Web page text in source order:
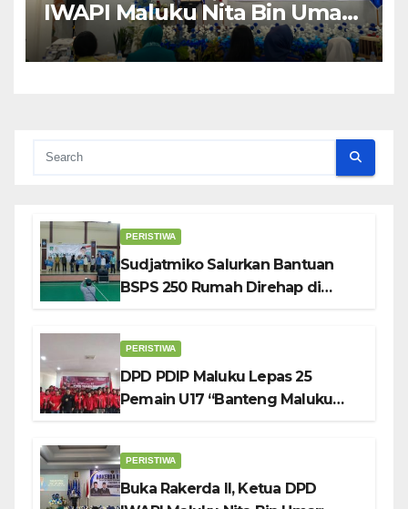
IWAPI Maluku Nita Bin Umar:
Perempuan Pengusaha Pilar
Penggerak UMKM
PERISTIWA
Sudjatmiko Salurkan Bantuan
BSPS 250 Rumah Direhap di
PERISTIWA
DPD PDIP Maluku Lepas 25
Pemain U17 “Banteng Maluku
PERISTIWA
Buka Rakerda II, Ketua DPD